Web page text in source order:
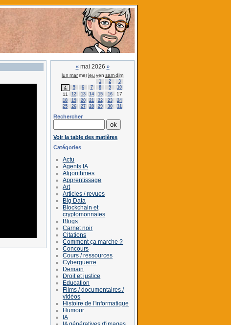
«mai 2026 »
lun marmerjeu ven samdim
1 2
3
4
5 6 7 8 9 10
11 12 13 14 15 16 17
18 19 20 21 22 23
24
25
26 27 28 29 30 31
Rechercher
Voir la table des matières
Catégories
Actu
Agents IA
Algorithmes
Apprentissage
Art
Articles / revues
Big Data
Blockchain et
cryptomonnaies
Blogs
Carnet noir
Citations
Comment ça marche ?
Concours
Cours / ressources
Cyberguerre
Demain
Droit et justice
Education
Films / documentaires /
vidéos
Histoire de l'informatique
Humour
IA